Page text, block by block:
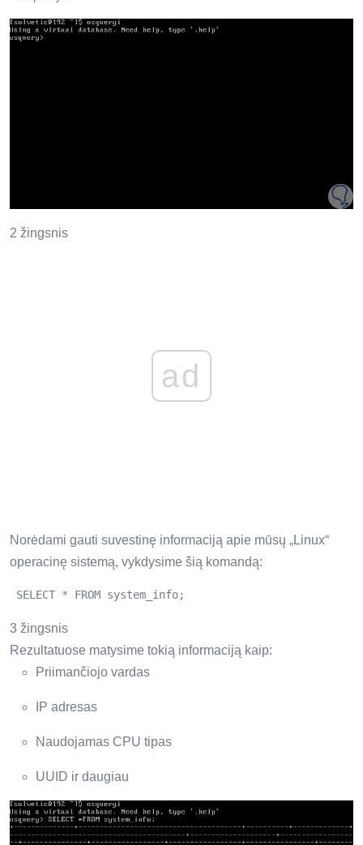
2 žingsnis
ad
Norėdami gauti suvestinę informaciją apie mūsų „Linux“
operacinę sistemą, vykdysime šią komandą:
SELECT * FROM system_info;
3 žingsnis
Rezultatuose matysime tokią informaciją kaip:
Priimančiojo vardas
IP adresas
Naudojamas CPU tipas
UUID ir daugiau